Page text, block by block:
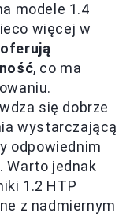
modele 1.4
więcej w
oferują
, co ma
się dobrze
wystarczającą
odpowiednim
Warto jednak
1.2 HTP
z nadmiernym